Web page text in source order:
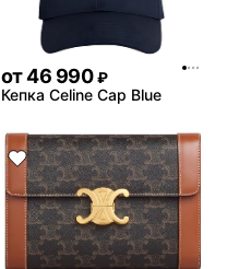
от46 990 ₽
Кепка Celine Cap Blue